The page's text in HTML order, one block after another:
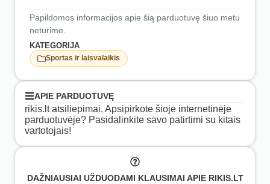
Papildomos informacijos apie šią parduotuvę šiuo metu
neturime.
KATEGORIJA
Sportas ir laisvalaikis
APIE PARDUOTUVĘ
rikis.lt atsiliepimai. Apsipirkote šioje internetinėje
parduotuvėje? Pasidalinkite savo patirtimi su kitais
vartotojais!
DAŽNIAUSIAI UŽDUODAMI KLAUSIMAI APIE RIKIS.LT